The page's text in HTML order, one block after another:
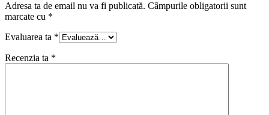
Adresa ta de email nu va fi publicată. Câmpurile obligatorii sunt
marcate cu *
Evaluarea ta *
Recenzia ta *